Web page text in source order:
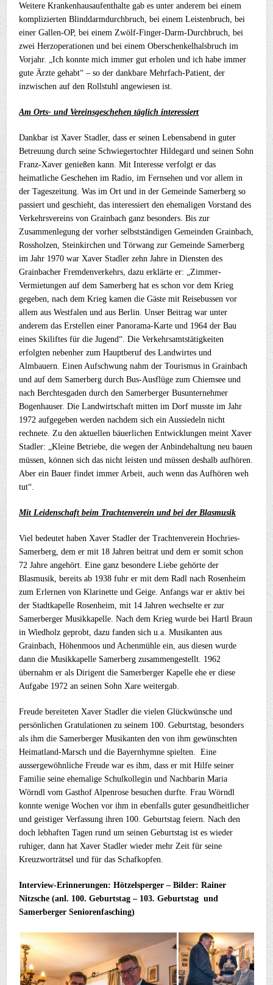
Weitere Krankenhausaufenthalte gab es unter anderem bei einem
komplizierten Blinddarmdurchbruch, bei einem Leistenbruch, bei
einer Gallen-OP, bei einem Zwölf-Finger-Darm-Durchbruch, bei
zwei Herzoperationen und bei einem Oberschenkelhalsbruch im
Vorjahr. „Ich konnte mich immer gut erholen und ich habe immer
gute Ärzte gehabt“ – so der dankbare Mehrfach-Patient, der
inzwischen auf den Rollstuhl angewiesen ist.
Am Orts- und Vereinsgeschehen täglich interessiert
Dankbar ist Xaver Stadler, dass er seinen Lebensabend in guter
Betreuung durch seine Schwiegertochter Hildegard und seinen Sohn
Franz-Xaver genießen kann. Mit Interesse verfolgt er das
heimatliche Geschehen im Radio, im Fernsehen und vor allem in
der Tageszeitung. Was im Ort und in der Gemeinde Samerberg so
passiert und geschieht, das interessiert den ehemaligen Vorstand des
Verkehrsvereins von Grainbach ganz besonders. Bis zur
Zusammenlegung der vorher selbstständigen Gemeinden Grainbach,
Rossholzen, Steinkirchen und Törwang zur Gemeinde Samerberg
im Jahr 1970 war Xaver Stadler zehn Jahre in Diensten des
Grainbacher Fremdenverkehrs, dazu erklärte er: „Zimmer-
Vermietungen auf dem Samerberg hat es schon vor dem Krieg
gegeben, nach dem Krieg kamen die Gäste mit Reisebussen vor
allem aus Westfalen und aus Berlin. Unser Beitrag war unter
anderem das Erstellen einer Panorama-Karte und 1964 der Bau
eines Skiliftes für die Jugend“. Die Verkehrsamtstätigkeiten
erfolgten nebenher zum Hauptberuf des Landwirtes und
Almbauern. Einen Aufschwung nahm der Tourismus in Grainbach
und auf dem Samerberg durch Bus-Ausflüge zum Chiemsee und
nach Berchtesgaden durch den Samerberger Busunternehmer
Bogenhauser. Die Landwirtschaft mitten im Dorf musste im Jahr
1972 aufgegeben werden nachdem sich ein Aussiedeln nicht
rechnete. Zu den aktuellen bäuerlichen Entwicklungen meint Xaver
Stadler: „Kleine Betriebe, die wegen der Anbindehaltung neu bauen
müssen, können sich das nicht leisten und müssen deshalb aufhören.
Aber ein Bauer findet immer Arbeit, auch wenn das Aufhören weh
tut“.
Mit Leidenschaft beim Trachtenverein und bei der Blasmusik
Viel bedeutet haben Xaver Stadler der Trachtenverein Hochries-
Samerberg, dem er mit 18 Jahren beitrat und dem er somit schon
72 Jahre angehört. Eine ganz besondere Liebe gehörte der
Blasmusik, bereits ab 1938 fuhr er mit dem Radl nach Rosenheim
zum Erlernen von Klarinette und Geige. Anfangs war er aktiv bei
der Stadtkapelle Rosenheim, mit 14 Jahren wechselte er zur
Samerberger Musikkapelle. Nach dem Krieg wurde bei Hartl Braun
in Wiedholz geprobt, dazu fanden sich u.a. Musikanten aus
Grainbach, Höhenmoos und Achenmühle ein, aus diesen wurde
dann die Musikkapelle Samerberg zusammengestellt. 1962
übernahm er als Dirigent die Samerberger Kapelle ehe er diese
Aufgabe 1972 an seinen Sohn Xare weitergab.
Freude bereiteten Xaver Stadler die vielen Glückwünsche und
persönlichen Gratulationen zu seinem 100. Geburtstag, besonders
als ihm die Samerberger Musikanten den von ihm gewünschten
Heimatland-Marsch und die Bayernhymne spielten. Eine
aussergewöhnliche Freude war es ihm, dass er mit Hilfe seiner
Familie seine ehemalige Schulkollegin und Nachbarin Maria
Wörndl vom Gasthof Alpenrose besuchen durfte. Frau Wörndl
konnte wenige Wochen vor ihm in ebenfalls guter gesundheitlicher
und geistiger Verfassung ihren 100. Geburtstag feiern. Nach den
doch lebhaften Tagen rund um seinen Geburtstag ist es wieder
ruhiger, dann hat Xaver Stadler wieder mehr Zeit für seine
Kreuzworträtsel und für das Schafkopfen.
Interview-Erinnerungen: Hötzelsperger – Bilder: Rainer
Nitzsche (anl. 100. Geburtstag – 103. Geburtstag und
Samerberger Seniorenfasching)